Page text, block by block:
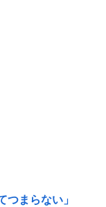
つまらない」